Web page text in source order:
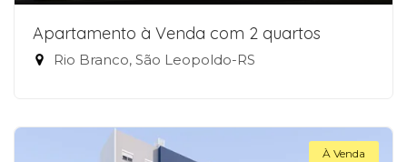
Apartamento à Venda com 2 quartos
Rio Branco, São Leopoldo-RS
À Venda